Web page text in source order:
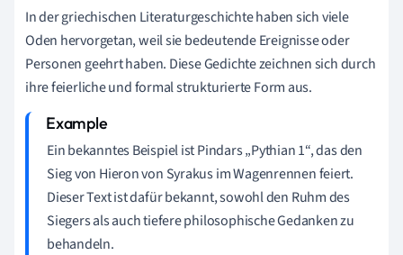
In der griechischen Literaturgeschichte haben sich viele
Oden hervorgetan, weil sie bedeutende Ereignisse oder
Personen geehrt haben. Diese Gedichte zeichnen sich durch
ihre feierliche und formal strukturierte Form aus.
Ein bekanntes Beispiel ist Pindars „Pythian 1“, das den
Sieg von Hieron von Syrakus im Wagenrennen feiert.
Dieser Text ist dafür bekannt, sowohl den Ruhm des
Siegers als auch tiefere philosophische Gedanken zu
behandeln.